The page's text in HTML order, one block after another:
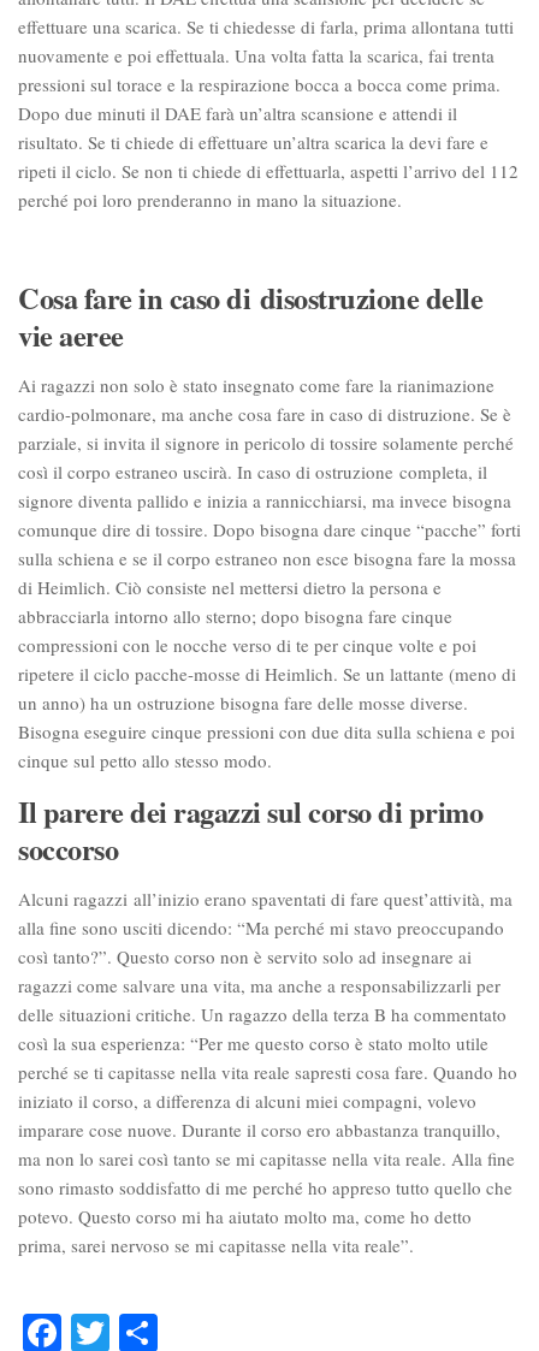
effettuare una scarica. Se ti chiedesse di farla, prima allontana tutti
nuovamente e poi effettuala. Una volta fatta la scarica, fai trenta
pressioni sul torace e la respirazione bocca a bocca come prima.
Dopo due minuti il DAE farà un’altra scansione e attendi il
risultato. Se ti chiede di effettuare un’altra scarica la devi fare e
ripeti il ciclo. Se non ti chiede di effettuarla, aspetti l’arrivo del 112
perché poi loro prenderanno in mano la situazione.
Cosa fare in caso di disostruzione delle
vie aeree
Ai ragazzi non solo è stato insegnato come fare la rianimazione
cardio-polmonare, ma anche cosa fare in caso di distruzione. Se è
parziale, si invita il signore in pericolo di tossire solamente perché
così il corpo estraneo uscirà. In caso di ostruzione completa, il
signore diventa pallido e inizia a rannicchiarsi, ma invece bisogna
comunque dire di tossire. Dopo bisogna dare cinque “pacche” forti
sulla schiena e se il corpo estraneo non esce bisogna fare la mossa
di Heimlich. Ciò consiste nel mettersi dietro la persona e
abbracciarla intorno allo sterno; dopo bisogna fare cinque
compressioni con le nocche verso di te per cinque volte e poi
ripetere il ciclo pacche-mosse di Heimlich. Se un lattante (meno di
un anno) ha un ostruzione bisogna fare delle mosse diverse.
Bisogna eseguire cinque pressioni con due dita sulla schiena e poi
cinque sul petto allo stesso modo.
Il parere dei ragazzi sul corso di primo
soccorso
Alcuni ragazzi all’inizio erano spaventati di fare quest’attività, ma
alla fine sono usciti dicendo: “Ma perché mi stavo preoccupando
così tanto?”. Questo corso non è servito solo ad insegnare ai
ragazzi come salvare una vita, ma anche a responsabilizzarli per
delle situazioni critiche. Un ragazzo della terza B ha commentato
così la sua esperienza: “Per me questo corso è stato molto utile
perché se ti capitasse nella vita reale sapresti cosa fare. Quando ho
iniziato il corso, a differenza di alcuni miei compagni, volevo
imparare cose nuove. Durante il corso ero abbastanza tranquillo,
ma non lo sarei così tanto se mi capitasse nella vita reale. Alla fine
sono rimasto soddisfatto di me perché ho appreso tutto quello che
potevo. Questo corso mi ha aiutato molto ma, come ho detto
prima, sarei nervoso se mi capitasse nella vita reale”.
FacebookTwitter